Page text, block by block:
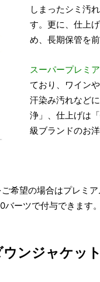
しまったシミ汚
す。更に、仕上
め、長期保管を
スーパープレミア
ており、ワイン
汗染み汚れなど
浄」、仕上げは
級ブランドのお
希望の場合はプレミ
ーツで付与できます。
ンジャケッ